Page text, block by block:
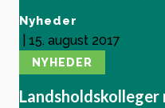
Nyheder
15. august 2017
NYHEDER